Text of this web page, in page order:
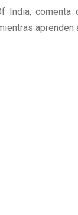
India,
aprenden